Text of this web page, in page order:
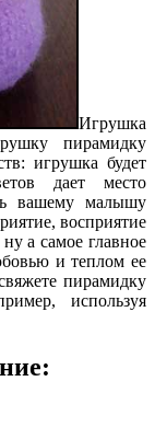
Игрушка
пирамидку
игрушка будет
дает место
вашему малышу
восприятие
а самое главное
и теплом ее
пирамидку
используя